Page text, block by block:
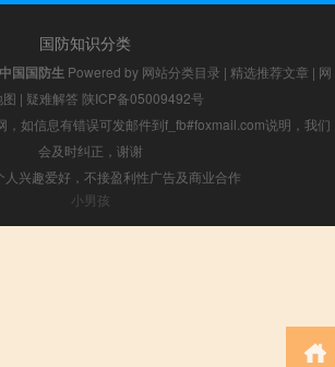
国防知识分类
中国国防生 Powered by 网站分类目录 | 精选推荐文章 | 网
| 疑难解答 陕ICP备05009492号
，如信息有错误可发邮件到f_fb#foxmail.com说明，我们
会及时纠正，谢谢
人兴趣爱好，不接盈利性广告及商业合作
小男孩